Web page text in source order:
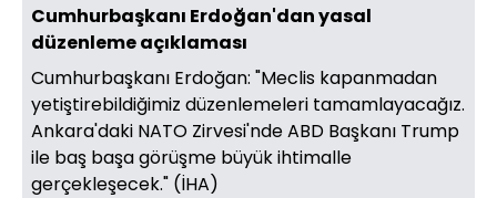
Cumhurbaşkanı Erdoğan'dan yasal
düzenleme açıklaması
Cumhurbaşkanı Erdoğan: "Meclis kapanmadan
yetiştirebildiğimiz düzenlemeleri tamamlayacağız.
Ankara'daki NATO Zirvesi'nde ABD Başkanı Trump
ile baş başa görüşme büyük ihtimalle
gerçekleşecek." (İHA)